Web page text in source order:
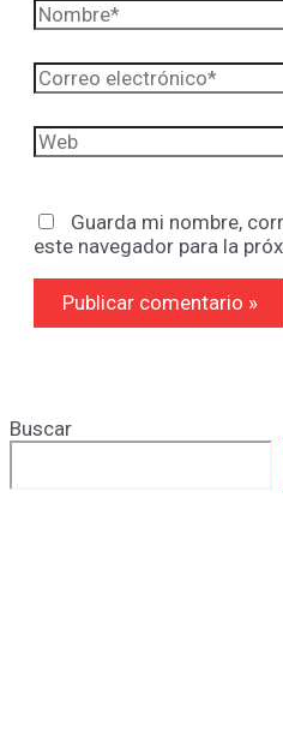
Nombre*
Correo
electrónico*
Web
Guarda mi nombre,
este navegador para la
Buscar